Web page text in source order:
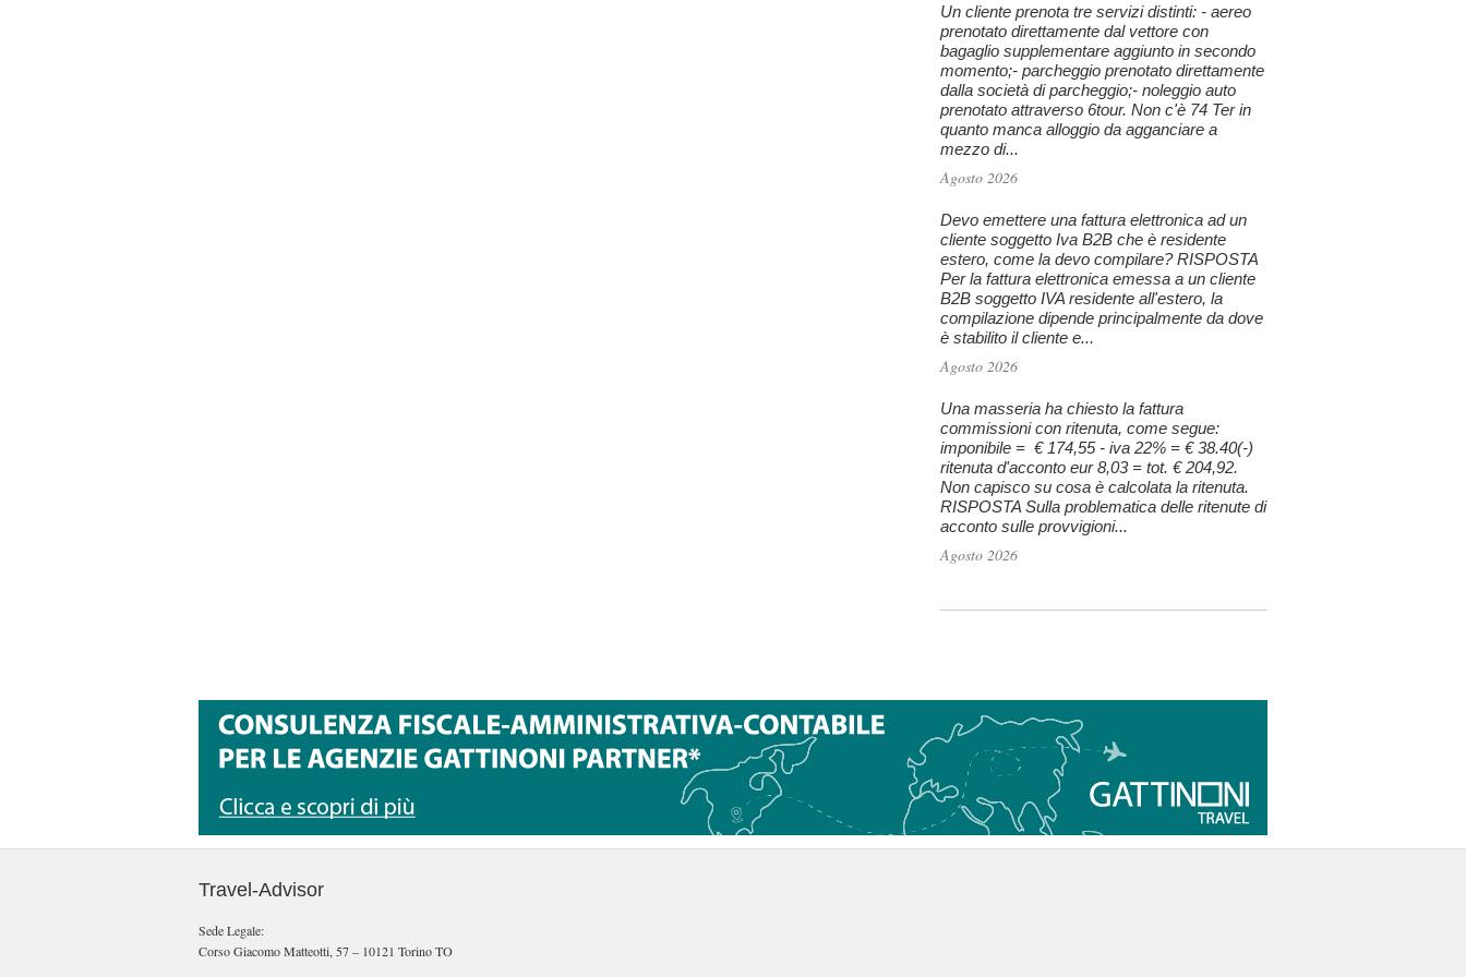
Un cliente prenota tre servizi distinti: - aereo
prenotato direttamente dal vettore con
bagaglio supplementare aggiunto in secondo
momento;- parcheggio prenotato direttamente
dalla società di parcheggio;- noleggio auto
prenotato attraverso 6tour. Non c'è 74 Ter in
quanto manca alloggio da agganciare a
mezzo di...
Agosto 2026
Devo emettere una fattura elettronica ad un
cliente soggetto Iva B2B che è residente
estero, come la devo compilare? RISPOSTA
Per la fattura elettronica emessa a un cliente
B2B soggetto IVA residente all'estero, la
compilazione dipende principalmente da dove
è stabilito il cliente e...
Agosto 2026
Una masseria ha chiesto la fattura
commissioni con ritenuta, come segue:
imponibile = € 174,55 - iva 22% = € 38.40(-)
ritenuta d'acconto eur 8,03 = tot. € 204,92.
Non capisco su cosa è calcolata la ritenuta.
RISPOSTA Sulla problematica delle ritenute di
acconto sulle provvigioni...
Agosto 2026
Travel-Advisor
Sede Legale:
Corso Giacomo Matteotti, 57 – 10121 Torino TO